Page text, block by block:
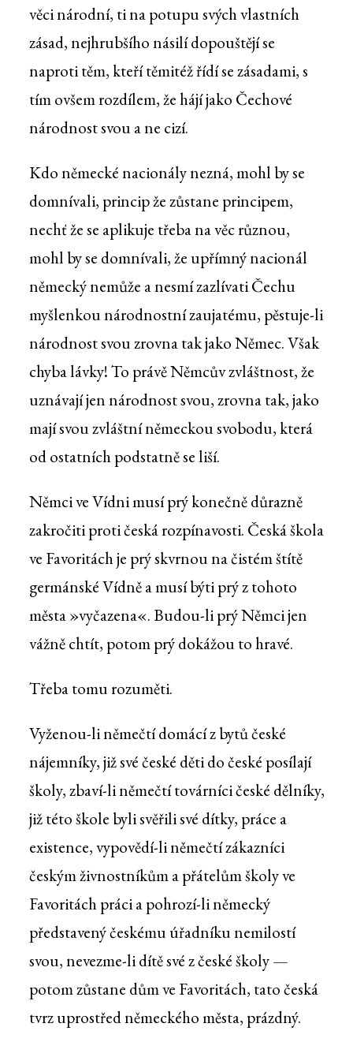
věci národní, ti na potupu svých vlastních
zásad, nejhrubšího násilí dopouštějí se
naproti těm, kteří těmitéž řídí se zásadami, s
tím ovšem rozdílem, že hájí jako Čechové
národnost svou a ne cizí.
Kdo německé nacionály nezná, mohl by se
domnívali, princip že zůstane principem,
nechť že se aplikuje třeba na věc různou,
mohl by se domnívali, že upřímný nacionál
německý nemůže a nesmí zazlívati Čechu
myšlenkou národnostní zaujatému, pěstuje-li
národnost svou zrovna tak jako Němec. Však
chyba lávky! To právě Němcův zvláštnost, že
uznávají jen národnost svou, zrovna tak, jako
mají svou zvláštní německou svobodu, která
od ostatních podstatně se liší.
Němci ve Vídni musí prý konečně důrazně
zakročiti proti česká rozpínavosti. Česká škola
ve Favoritách je prý skvrnou na čistém štítě
germánské Vídně a musí býti prý z tohoto
města »vyčazena«. Budou-li prý Němci jen
vážně chtít, potom prý dokážou to hravé.
Třeba tomu rozuměti.
Vyženou-li němečtí domácí z bytů české
nájemníky, již své české děti do české posílají
školy, zbaví-li němečtí továrníci české dělníky,
již této škole byli svěřili své dítky, práce a
existence, vypovědí-li němečtí zákazníci
českým živnostníkům a přátelům školy ve
Favoritách práci a pohrozí-li německý
představený českému úřadníku nemilostí
svou, nevezme-li dítě své z české školy —
potom zůstane dům ve Favoritách, tato česká
tvrz uprostřed německého města, prázdný.